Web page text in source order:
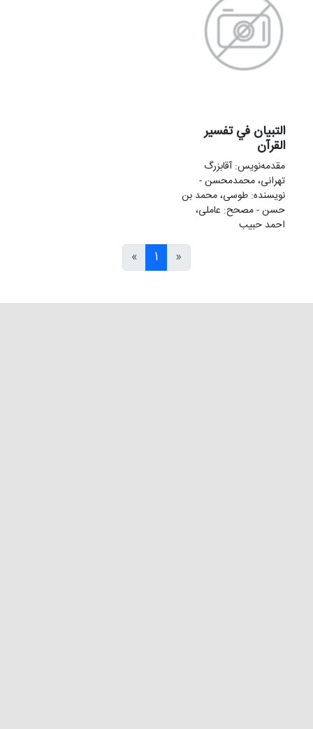
التبيان في تفسير
القرآن
مقدمهنويس: آقابزرگ
تهرانی، محمدمحسن -
نویسنده: طوسی، محمد بن
حسن - مصحح: عاملی،
احمد حبیب
«
1
»